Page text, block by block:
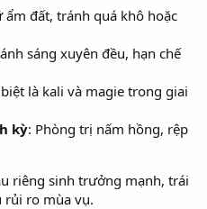
ẩm đất, tránh quá khô hoặc
sáng xuyên đều, hạn chế
là kali và magie trong giai
kỳ: Phòng trị nấm hồng, rệp
riêng sinh trưởng mạnh, trái
rủi ro mùa vụ.